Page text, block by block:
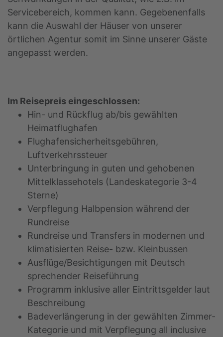
Servicebereich, kommen kann. Gegebenenfalls
kann die Auswahl der Häuser von unserer
örtlichen Agentur somit im Sinne unserer Gäste
angepasst werden.
Im Reisepreis eingeschlossen:
Hin- und Rückflug ab/bis gewählten
Heimatflughafen
Flughafensicherheitsgebühren,
Luftverkehrssteuer
Unterbringung in guten und gehobenen
Mittelklassehotels (Landeskategorie 3-4
Sterne)
Verpflegung Halbpension während der
Rundreise
Rundreise und Transfers in modernen und
klimatisierten Reise- bzw. Kleinbussen
Ausflüge/Besichtigungen mit Deutsch
sprechender Reiseführung
Programm inklusive aller Eintrittsgelder laut
Beschreibung
Badeverlängerung in der gewählten Zimmer-
Kategorie und mit Verpflegung all inclusive